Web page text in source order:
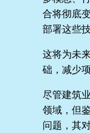
合将彻底
部署这些
这将为未
础，减少
尽管建筑
领域，但
问题，其